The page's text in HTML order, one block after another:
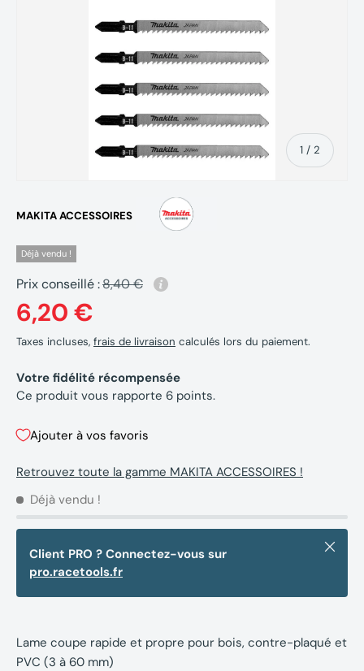
1 / de
2
MAKITA ACCESSOIRES
Déjà vendu !
Prix conseillé :8,40 €
6,20 €
Taxes incluses, frais de livraison calculés lors du paiement.
Votre fidélité récompensée
Ce produit vous rapporte 6 points.
Ajouter à vos favoris
Retrouvez toute la gamme MAKITA ACCESSOIRES !
Déjà vendu !
Client PRO ? Connectez-vous sur
pro.racetools.fr
Fermer
Lame coupe rapide et propre pour bois, contre-plaqué et
PVC (3 à 60 mm)